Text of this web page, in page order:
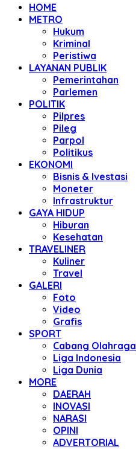
HOME
METRO
Hukum
Kriminal
Peristiwa
LAYANAN PUBLIK
Pemerintahan
Parlemen
POLITIK
Pilpres
Pileg
Parpol
Politikus
EKONOMI
Bisnis & Ivestasi
Moneter
Infrastruktur
GAYA HIDUP
Hiburan
Kesehatan
TRAVELINER
Kuliner
Travel
GALERI
Foto
Video
Grafis
SPORT
Cabang Olahraga
Liga Indonesia
Liga Dunia
MORE
DAERAH
INOVASI
NARASI
OPINI
ADVERTORIAL